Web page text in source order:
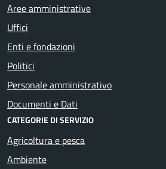
Aree amministrative
Uffici
Enti e fondazioni
Politici
Personale amministrativo
Documenti e Dati
CATEGORIE DI SERVIZIO
Agricoltura e pesca
Ambiente